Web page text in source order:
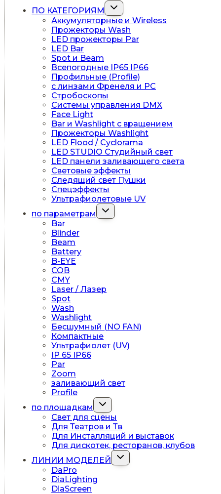
ПО КАТЕГОРИЯМ
Переключить
дочернее
меню
Аккумуляторные и Wireless
Прожекторы Wash
LED прожекторы Par
LED Bar
Spot и Beam
Всепогодные IP65 IP66
Профильные (Profile)
c линзами Френеля и PC
Стробоскопы
Системы управления DMX
Face Light
Bar и Washlight с вращением
Прожекторы Washlight
LED Flood / Cyclorama
LED STUDIO Студийный свет
LED панели заливающего света
Световые эффекты
Следящий свет Пушки
Спецэффекты
Ультрафиолетовые UV
по параметрам
Переключить
дочернее
Bar
Blinder
Beam
Battery
B-EYE
COB
CMY
Laser / Лазер
Spot
Wash
Washlight
Бесшумный (NO FAN)
Компактные
Ультрафиолет (UV)
IP 65 IP66
Par
Zoom
заливающий свет
Profile
по площадкам
Переключить
дочернее
меню
Свет для сцены
Для Театров и Тв
Для Инсталляций и выставок
Для дискотек, ресторанов, клубов
ЛИНИИ МОДЕЛЕЙ
Переключить
дочернее
DaPro
DiaLighting
DiaScreen